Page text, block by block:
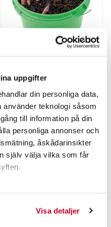
uppgifter
din personliga data,
teknologi såsom
till information på din
personliga annonser och
åskådarinsikter
själv välja vilka som får
Visa detaljer
Mask FIBE.
Nuvarande pris:
45,00 krTidigare pris:
59,00 kr
45,00 kr
59,00 kr
FINNS I LAGER.
LÄS MER